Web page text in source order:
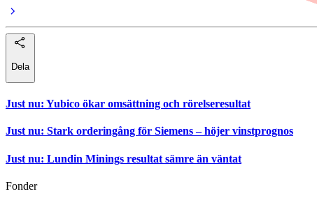
Dela
Just nu: Yubico ökar omsättning och rörelseresultat
Just nu: Stark orderingång för Siemens – höjer vinstprognos
Just nu: Lundin Minings resultat sämre än väntat
Fonder